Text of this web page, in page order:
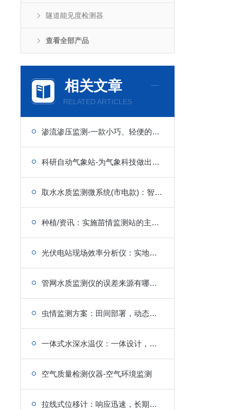
隧道能见度检测器
查看全部产品
相关文章
RELATED ARTICLES
渗流渗压监测-一款小巧、轻便的大坝渗流渗压监测设备
科研自动气象站-为气象科技做出贡献
取水水质监测微系统(市电款)：智能低功耗，取水点水质监测设备
种植/资讯：实施苗情监测站的主要优势
光伏电站现场效率分析仪：实地检测，剖析电站现场效率
管网水质监测仪的误差来源有哪些？如何避免
虫情监测方案：田间部署，动态监测，减少损失
一体式水深水温仪：一体设计，便捷测量水深与水温
空气质量检测仪器-空气环境监测
拉线式位移计：响应迅速，长期使用精度不减